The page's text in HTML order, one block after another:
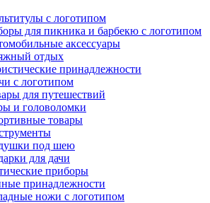
с логотипом
для пикника и барбекю с логотипом
аксессуары
отдых
принадлежности
с логотипом
для путешествий
и головоломки
товары
под шею
для дачи
приборы
принадлежности
ножи с логотипом